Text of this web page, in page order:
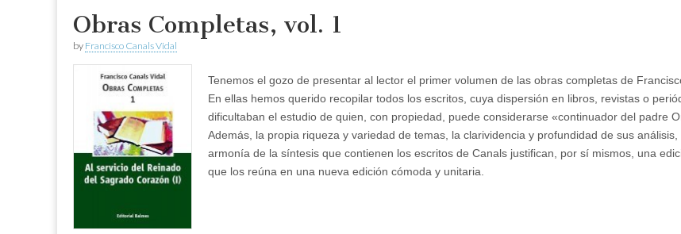
Obras Completas, vol. 1
by Francisco Canals Vidal
Tenemos el gozo de presentar al lector el primer volumen de las obras completas de
En ellas hemos querido recopilar todos los escritos, cuya dispersión en libros, revistas o
dificultaban el estudio de quien, con propiedad, puede considerarse «continuador del padre
Además, la propia riqueza y variedad de temas, la clarividencia y profundidad de sus
armonía de la síntesis que contienen los escritos de Canals justifican, por sí mismos, una
que los reúna en una nueva edición cómoda y unitaria.